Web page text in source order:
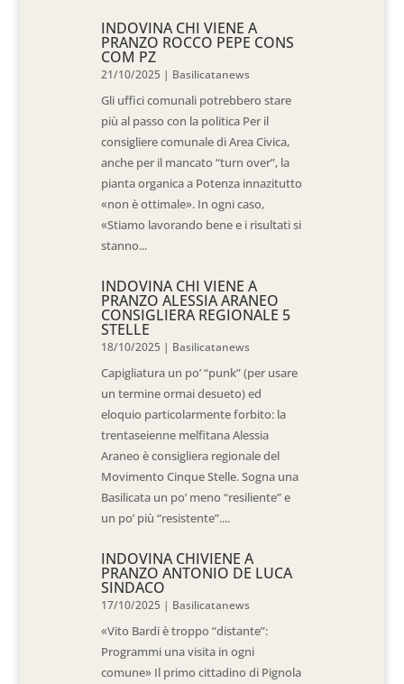
INDOVINA CHI VIENE A
PRANZO ROCCO PEPE CONS
COM PZ
21/10/2025 | Basilicatanews
Gli uffici comunali potrebbero stare
più al passo con la politica Per il
consigliere comunale di Area Civica,
anche per il mancato “turn over”, la
pianta organica a Potenza innazitutto
«non è ottimale». In ogni caso,
«Stiamo lavorando bene e i risultati si
stanno...
INDOVINA CHI VIENE A
PRANZO ALESSIA ARANEO
CONSIGLIERA REGIONALE 5
STELLE
18/10/2025 | Basilicatanews
Capigliatura un po’ “punk” (per usare
un termine ormai desueto) ed
eloquio particolarmente forbito: la
trentaseienne melfitana Alessia
Araneo è consigliera regionale del
Movimento Cinque Stelle. Sogna una
Basilicata un po’ meno “resiliente” e
un po’ più “resistente”....
INDOVINA CHIVIENE A
PRANZO ANTONIO DE LUCA
SINDACO
17/10/2025 | Basilicatanews
«Vito Bardi è troppo “distante”:
Programmi una visita in ogni
comune» Il primo cittadino di Pignola